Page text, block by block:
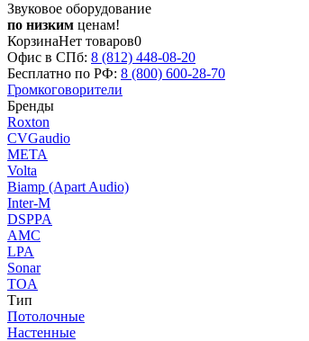
Звуковое оборудование
по низким ценам!
КорзинаНет товаров0
Офис в СПб: 8 (812) 448-08-20
Бесплатно по РФ: 8 (800) 600-28-70
Громкоговорители
Бренды
Roxton
CVGaudio
МЕТА
Volta
Biamp (Apart Audio)
Inter-M
DSPPA
AMC
LPA
Sonar
TOA
Тип
Потолочные
Настенные